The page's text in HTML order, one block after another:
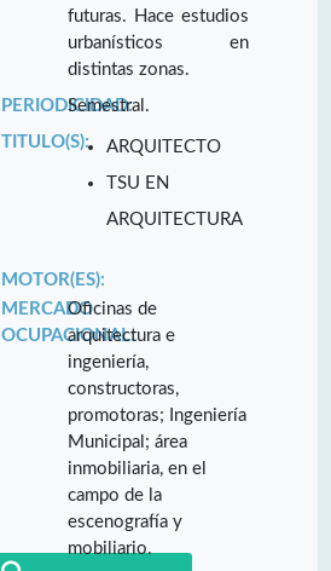
futuras. Hace estudios
urbanísticos en
distintas zonas.
PERIODICIDAD:
Semestral.
TITULO(S):
ARQUITECTO
TSU EN
ARQUITECTURA
MOTOR(ES):
MERCADO
OCUPACIONAL:
Oficinas de
arquitectura e
ingeniería,
constructoras,
promotoras; Ingeniería
Municipal; área
inmobiliaria, en el
campo de la
escenografía y
mobiliario.